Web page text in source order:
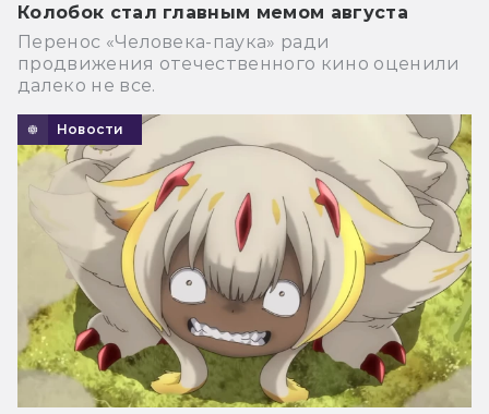
Колобок стал главным мемом августа
Перенос «Человека-паука» ради
продвижения отечественного кино оценили
далеко не все.
Новости